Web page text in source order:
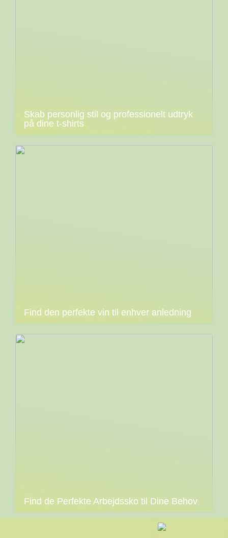
Skab personlig stil og professionelt udtryk
på dine t-shirts
Find den perfekte vin til enhver anledning
Find de Perfekte Arbejdssko til Dine Behov